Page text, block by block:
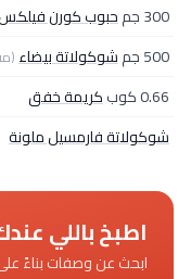
300 جم
حبوب كورن
500 جم
شوكولاتة بيضاء
0.66 كوب
كريمة خفق
شوكولاتة فارمسيل ملونة
اطبخ باللي
ابحث عن وصفات بناءً